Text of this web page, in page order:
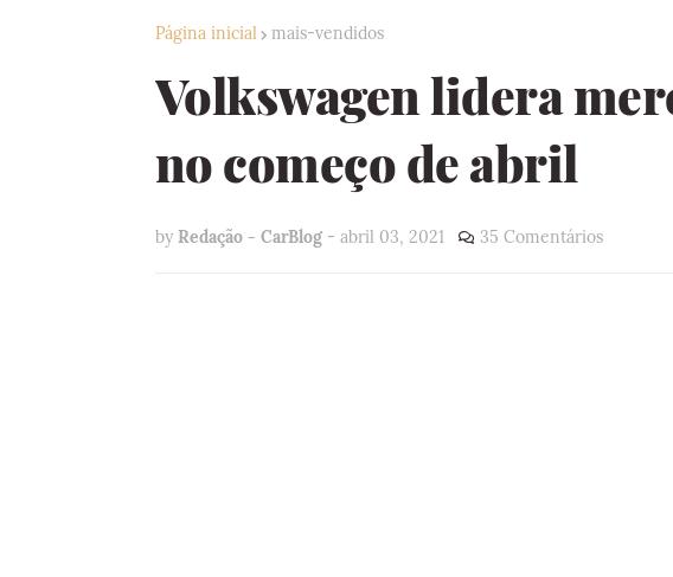
Página inicial mais-vendidos
Volkswagen lidera
no começo de abril
by Redação - CarBlog - abril 03, 2021 35 Comentários